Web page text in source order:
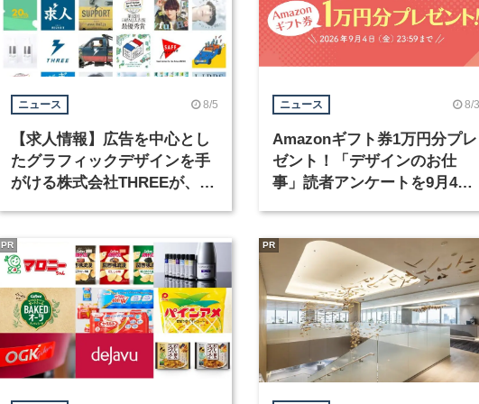
ニュース 8/5
【求人情報】広告を中心とし
たグラフィックデザインを手
がける株式会社THREEが、グ
ニュース 8/3
Amazonギフト券1万円分プレ
ゼント！「デザインのお仕
事」読者アンケートを9月4日
PR PR